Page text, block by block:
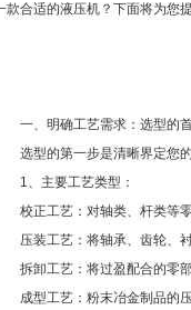
款合适的液压机？下面将为您
一、明确工艺需求：选型的
选型的第一步是清晰界定您的
1、主要工艺类型：
校正工艺：​对轴类、杆类等零
压装工艺：​将轴承、齿轮、衬
拆卸工艺：​将过盈配合的零
成型工艺：​粉末冶金制品的压